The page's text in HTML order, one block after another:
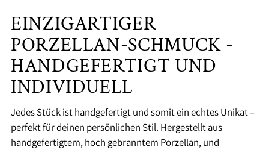
EINZIGARTIGER
PORZELLAN-SCHMUCK -
HANDGEFERTIGT UND
INDIVIDUELL
Jedes Stück ist handgefertigt und somit ein echtes Unikat –
perfekt für deinen persönlichen Stil. Hergestellt aus
handgefertigtem, hoch gebranntem Porzellan, und